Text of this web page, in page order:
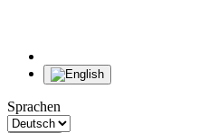
Sprachen